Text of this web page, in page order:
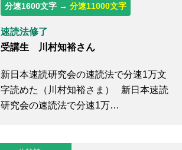
分速1600文字 → 分速11000文字
速読法修了
受講生 川村知裕さん
新日本速読研究会の速読法で分速1万文
字読めた（川村知裕さま） 新日本速読
研究会の速読法で分速1万…